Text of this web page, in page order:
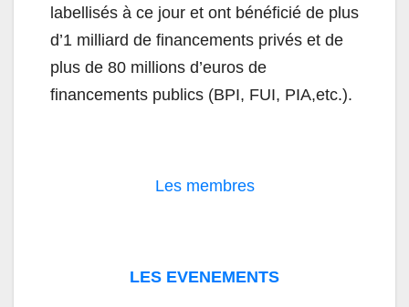
labellisés à ce jour et ont bénéficié de plus
d’1 milliard de financements privés et de
plus de 80 millions d’euros de
financements publics (BPI, FUI, PIA,etc.).
Les membres
LES EVENEMENTS